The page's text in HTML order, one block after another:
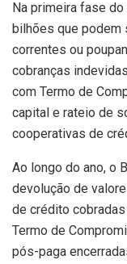
Na primeira fase
bilhões que podem
correntes ou
cobranças
com Termo de
capital e rateio de
cooperativas de
Ao longo do ano, o
devolução de
de crédito
Termo de
pós-paga